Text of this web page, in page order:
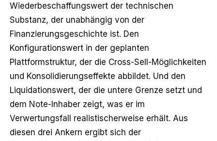
Wiederbeschaffungswert der technischen
Substanz, der unabhängig von der
Finanzierungsgeschichte ist. Den
Konfigurationswert in der geplanten
Plattformstruktur, der die Cross-Sell-Möglichkeiten
und Konsolidierungseffekte abbildet. Und den
Liquidationswert, der die untere Grenze setzt und
dem Note-Inhaber zeigt, was er im
Verwertungsfall realistischerweise erhält. Aus
diesen drei Ankern ergibt sich der